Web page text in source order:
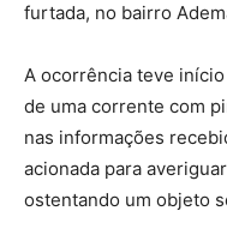
furtada, no bairro
A ocorrência teve
de uma corrente com
nas informações
acionada para
ostentando um objeto